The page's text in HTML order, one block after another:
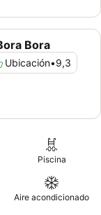
Bora
Ubicación•9,3
Piscina
Aire acondicionado